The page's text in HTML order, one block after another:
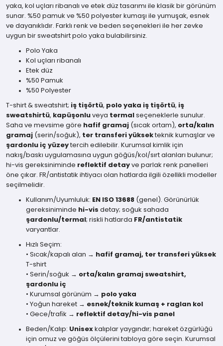
yaka, kol uçları ribanalı ve etek düz tasarımı ile klasik bir görünüm
sunar. %50 pamuk ve %50 polyester kumaşı ile yumuşak, esnek
ve dayanıklıdır. Farklı renk ve beden seçenekleri ile her zevke
uygun bir sweatshirt polo yaka bulabilirsiniz.
Polo Yaka
Kol uçları ribanalı
Etek düz
%50 Pamuk
%50 Polyester
T-shirt & sweatshirt; iş tişörtü, polo yaka iş tişörtü, iş
sweatshirtü, kapüşonlu veya termal seçeneklerle sunulur.
Saha ve mevsime göre hafif gramaj (sıcak ortam), orta/kalın
gramaj (serin/soğuk), ter transferi yüksekteknik kumaşlar ve
şardonlu iç yüzeytercih edilebilir. Kurumsal kimlik için
nakış/baskı uygulamasına uygun göğüs/kol/sırt alanları bulunur;
hi-vis gereksiniminde reflektif detay ve parlak renk panelleri
öne çıkar. FR/antistatik ihtiyacı olan hatlarda ilgili özellikli modeller
seçilmelidir.
Kullanım/Uyumluluk: EN ISO 13688 (genel). Görünürlük
gereksiniminde hi-vis detay; soğuk sahada
şardonlu/termal; riskli hatlarda FR/antistatik
varyantlar.
Hızlı Seçim:
• Sıcak/kapalı alan → hafif gramaj, ter transferi yüksek
T-shirt
• Serin/soğuk → orta/kalın gramaj sweatshirt,
şardonlu iç
• Kurumsal görünüm → polo yaka
• Yoğun hareket → esnek/teknik kumaş + raglan kol
• Gece/traﬁk → reflektif detay/hi-vis panel
Beden/Kalıp: Unisex kalıplar yaygındır; hareket özgürlüğü
için omuz ve göğüs ölçülerini tabloya göre seçin. Kurumsal